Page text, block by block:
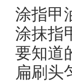
涂指甲
涂抹指
要知道
扁刷头